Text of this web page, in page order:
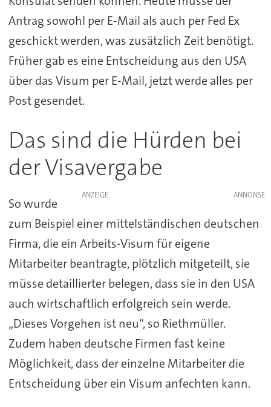
Antrag sowohl per E-Mail als auch per Fed Ex
geschickt werden, was zusätzlich Zeit benötigt.
Früher gab es eine Entscheidung aus den USA
über das Visum per E-Mail, jetzt werde alles per
Post gesendet.
Das sind die Hürden bei
der Visavergabe
ANZEIGE
So wurde
zum Beispiel einer mittelständischen deutschen
Firma, die ein Arbeits-Visum für eigene
Mitarbeiter beantragte, plötzlich mitgeteilt, sie
müsse detaillierter belegen, dass sie in den USA
auch wirtschaftlich erfolgreich sein werde.
„Dieses Vorgehen ist neu“, so Riethmüller.
Zudem haben deutsche Firmen fast keine
Möglichkeit, dass der einzelne Mitarbeiter die
Entscheidung über ein Visum anfechten kann.